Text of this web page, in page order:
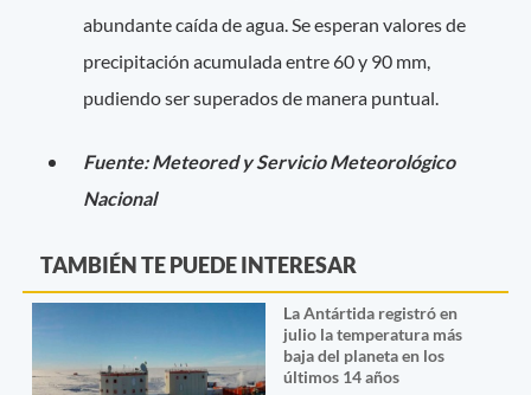
abundante caída de agua. Se esperan valores de
precipitación acumulada entre 60 y 90 mm,
pudiendo ser superados de manera puntual.
Fuente: Meteored y Servicio Meteorológico
Nacional
TAMBIÉN TE PUEDE INTERESAR
La Antártida registró en
julio la temperatura más
baja del planeta en los
últimos 14 años